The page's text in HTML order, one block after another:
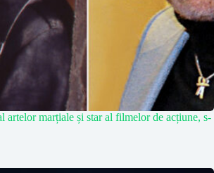
artelor marțiale și star al filmelor de acțiune, s-